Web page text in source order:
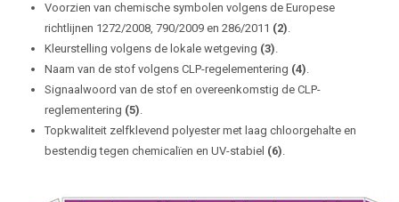
Voorzien van chemische symbolen volgens de Europese
richtlijnen 1272/2008, 790/2009 en 286/2011 (2).
Kleurstelling volgens de lokale wetgeving (3).
Naam van de stof volgens CLP-regelementering (4).
Signaalwoord van de stof en overeenkomstig de CLP-
reglementering (5).
Topkwaliteit zelfklevend polyester met laag chloorgehalte en
bestendig tegen chemicalïen en UV-stabiel (6).